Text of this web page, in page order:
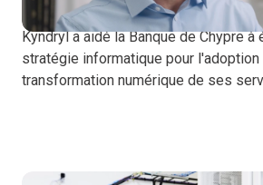
Banque de Chypre
Kyndryl a aidé la Banque de Chypre à
stratégie informatique pour l'adoption
transformation numérique de ses